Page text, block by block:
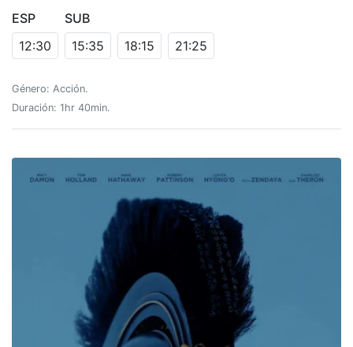
ESP
12:30
SUB
15:35
18:15 21:25
Género: Acción.
Duración: 1hr 40min.